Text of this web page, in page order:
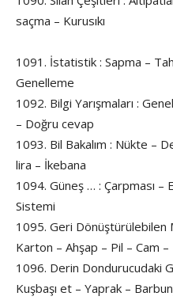
saçma – Kurusıkı
1091. İstatistik : Sapma –
Genelleme
1092. Bilgi Yarışmaları :
– Doğru cevap
1093. Bil Bakalım : Nükte –
lira – İkebana
1094. Güneş … : Çarpması –
Sistemi
1095. Geri Dönüştürülebilen
Karton – Ahşap – Pil – Cam –
1096. Derin Dondurucudaki
Kuşbaşı et – Yaprak –